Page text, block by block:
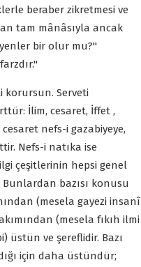
beraber zikretmesi ve
tam mânâsıyla ancak
bir olur mu?"
korursun. Serveti
İlim, cesaret, İffet ,
nefs-i gazabiyeye,
Nefs-i natıka ise
çeşitlerinin hepsi genel
bazısı konusu
(mesela gayezi insanî
(mesela fıkıh ilmi
üstün ve şereflidir. Bazı
için daha üstündür;